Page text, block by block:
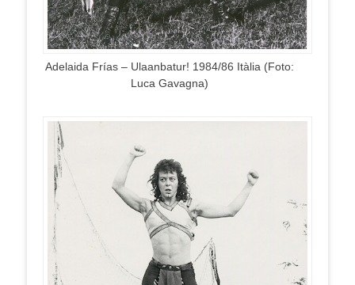
Adelaida Frías – Ulaanbatur! 1984/86 Itàlia (Foto:
Luca Gavagna)